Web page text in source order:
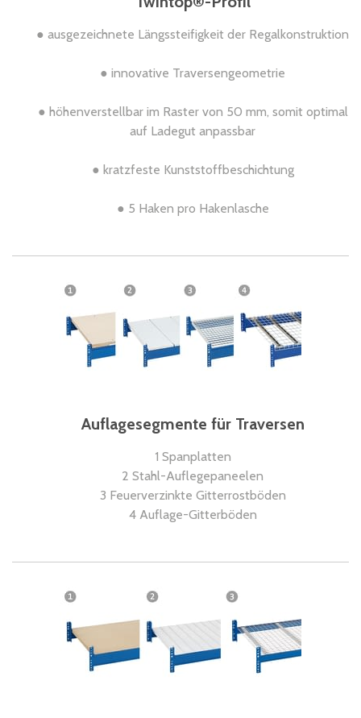
● ausgezeichnete Längssteifigkeit der Regalkonstruktion
● innovative Traversengeometrie
● höhenverstellbar im Raster von 50 mm, somit optimal
auf Ladegut anpassbar
● kratzfeste Kunststoffbeschichtung
● 5 Haken pro Hakenlasche
Auflagesegmente für Traversen
1 Spanplatten
2 Stahl-Auflegepaneelen
3 Feuerverzinkte Gitterrostböden
4 Auflage-Gitterböden